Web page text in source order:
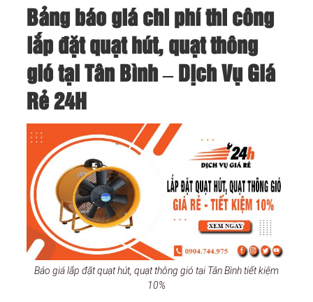
Bảng báo giá chi phí thi công
lắp đặt quạt hút, quạt thông
gió tại Tân Bình – Dịch Vụ Giá
Rẻ 24H
Báo giá lắp đặt quạt hút, quạt thông gió tại Tân Bình tiết kiệm
10%